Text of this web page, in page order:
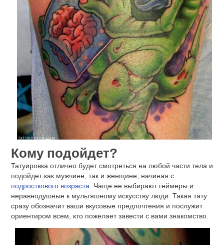
Кому подойдет?
Татуировка отлично будет смотреться на любой части тела и
подойдет как мужчине, так и женщине, начиная с
подросткового возраста. Чаще ее выбирают геймеры и
неравнодушные к мультяшному искусству люди. Такая тату
сразу обозначит ваши вкусовые предпочтения и послужит
ориентиром всем, кто пожелает завести с вами знакомство.